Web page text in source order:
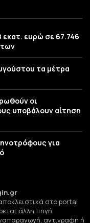
ευρώ σε 67.746
τα μέτρα
οι
υποβάλουν αίτηση
για
στο portal
άλλη πηγή.
αντιγραφή ή